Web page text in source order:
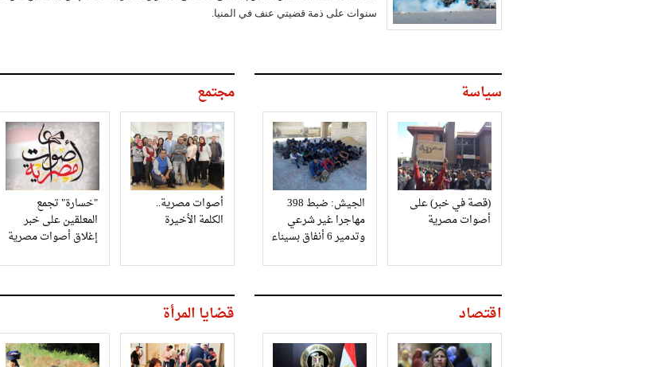
سنوات على ذمة قضيتي عنف في المنيا.
سياسة
(قصة في خبر) على
أصوات مصرية
الجيش: ضبط 398
مهاجرا غير شرعي
وتدمير 6 أنفاق بسيناء
مجتمع
أصوات مصرية..
الكلمة الأخيرة
"خسارة" تجمع
المعلقين على خبر
إغلاق أصوات مصرية
اقتصاد قضايا المرأة